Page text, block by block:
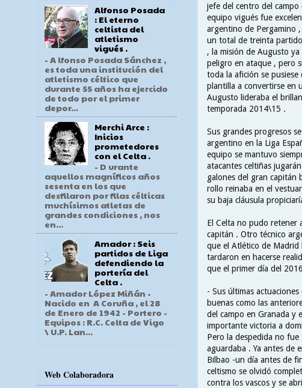
jefe del centro del campo
equipo vigués fue
argentino de Pergamino
un total de treinta
, la misión de Augusto
peligro en ataque , pero
toda la afición se pusiese
plantilla a convertirse en
Augusto lideraba el
temporada 2014\15 .
Sus grandes progresos
argentino en la Liga
equipo se mantuvo
atacantes celtiñas
galones del gran capitán
rollo reinaba en el
su baja cláusula
El Celta no pudo retener
capitán . Otro técnico
que el Atlético de Madrid
tardaron en hacerse
que el primer día del
- Sus últimas
buenas como las
del campo en Granada y
importante victoria a
Pero la despedida no
aguardaba . Ya antes de
Bilbao -un día antes de
celtismo se olvidó
contra los vascos y se
Alfonso Posada
: El eterno
celtista del
atletismo
vigués .
- A lfonso Posada Sánchez ,
es toda una institución del
atletismo céltico que
durante 55 años ha ejercido
de todo por el primer
depor...
Merchi Arce :
Inicios
prometedores
con el Celta .
- D urante
aquellos magníficos años
sesenta en los que
desfilaron por filas célticas
muchísimos atletas de
grandes condiciones , nos
en...
Amador : Seis
partidos de Liga
defendiendo la
portería del
Celta .
- Amador López Miñán -
Nacido en A Coruña , el 28
de Enero de 1942 - Portero -
Equipos : R.C. Celta de Vigo
\ U.P. Lan...
Web Colaboradora